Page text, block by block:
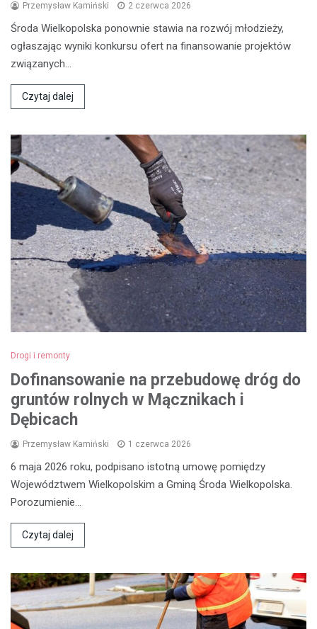
Przemysław Kamiński 2 czerwca 2026
Środa Wielkopolska ponownie stawia na rozwój młodzieży,
ogłaszając wyniki konkursu ofert na finansowanie projektów
związanych…
Czytaj dalej
Drogi i remonty
Dofinansowanie na przebudowę dróg do
gruntów rolnych w Mącznikach i
Dębicach
Przemysław Kamiński 1 czerwca 2026
6 maja 2026 roku, podpisano istotną umowę pomiędzy
Województwem Wielkopolskim a Gminą Środa Wielkopolska.
Porozumienie…
Czytaj dalej